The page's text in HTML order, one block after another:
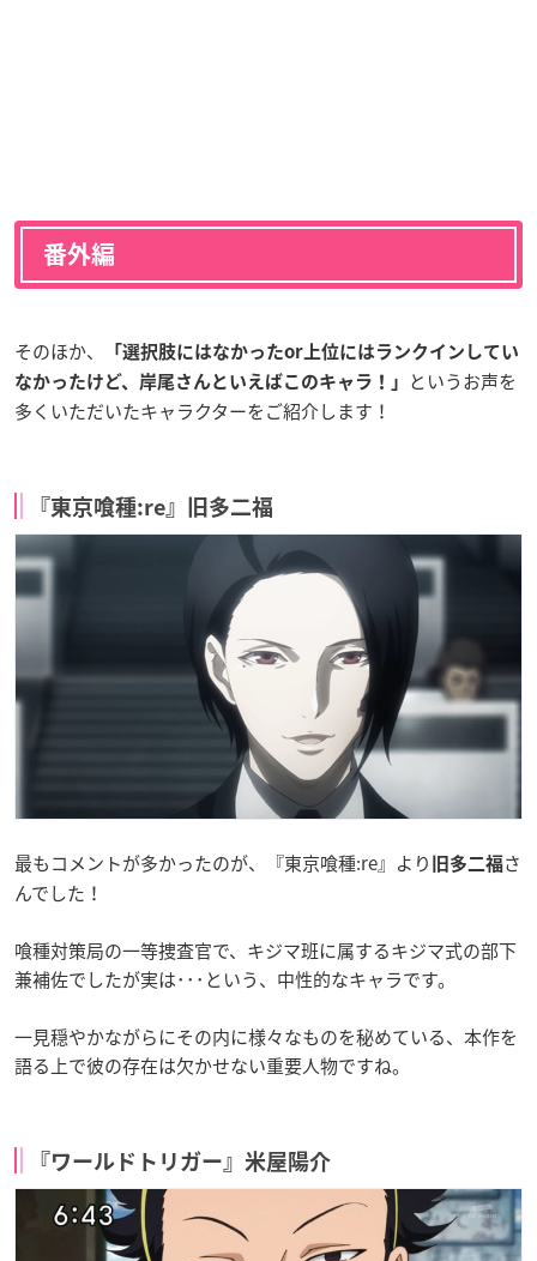
番外編
そのほか、
「選択肢にはなかったor上位にはランクインしてい
なかったけど、岸尾さんといえばこのキャラ！」
というお声を
多くいただいたキャラクターをご紹介します！
『東京喰種:re』旧多二福
最もコメントが多かったのが、『東京喰種:re』より 旧多二福さ
んでした！
喰種対策局の一等捜査官で、キジマ班に属するキジマ式の部下
兼補佐でしたが実は･･･という、中性的なキャラです。
一見穏やかながらにその内に様々なものを秘めている、本作を
語る上で彼の存在は欠かせない重要人物ですね。
『ワールドトリガー』米屋陽介